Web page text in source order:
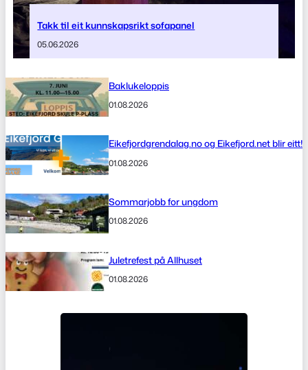
Takk til eit kunnskapsrikt sofapanel
05.06.2026
Baklukeloppis
01.08.2026
Eikefjordgrendalag.no og Eikefjord.net blir eitt!
01.08.2026
Sommarjobb for ungdom
01.08.2026
Juletrefest på Allhuset
01.08.2026